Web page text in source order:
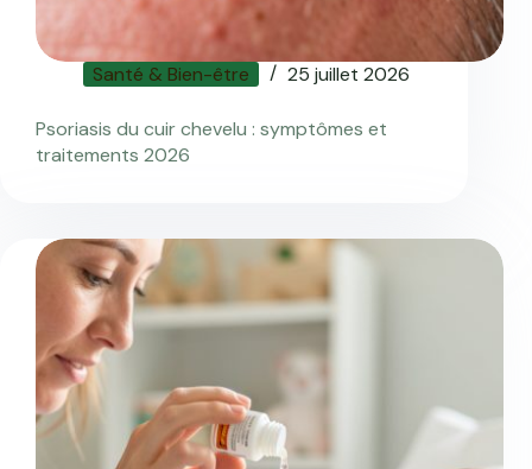
Santé & Bien-être 25 juillet 2026
Psoriasis du cuir chevelu : symptômes et
traitements 2026